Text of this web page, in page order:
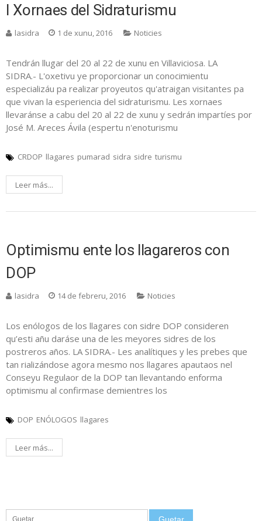
I Xornaes del Sidraturismu
lasidra 1 de xunu, 2016 Noticies
Tendrán llugar del 20 al 22 de xunu en Villaviciosa. LA
SIDRA.- L'oxetivu ye proporcionar un conocimientu
especializáu pa realizar proyeutos qu'atraigan visitantes pa
que vivan la esperiencia del sidraturismu. Les xornaes
llevaránse a cabu del 20 al 22 de xunu y sedrán impartíes por
José M. Areces Ávila (espertu n'enoturismu
CRDOP llagares pumarad sidra sidre turismu
Leer más...
Optimismu ente los llagareros con
DOP
lasidra 14 de febreru, 2016 Noticies
Los enólogos de los llagares con sidre DOP consideren
qu’esti añu daráse una de les meyores sidres de los
postreros años. LA SIDRA.- Les analítiques y les prebes que
tan rializándose agora mesmo nos llagares apautaos nel
Conseyu Regulaor de la DOP tan llevantando enforma
optimismu al confirmase demientres los
DOP ENÓLOGOS llagares
Leer más...